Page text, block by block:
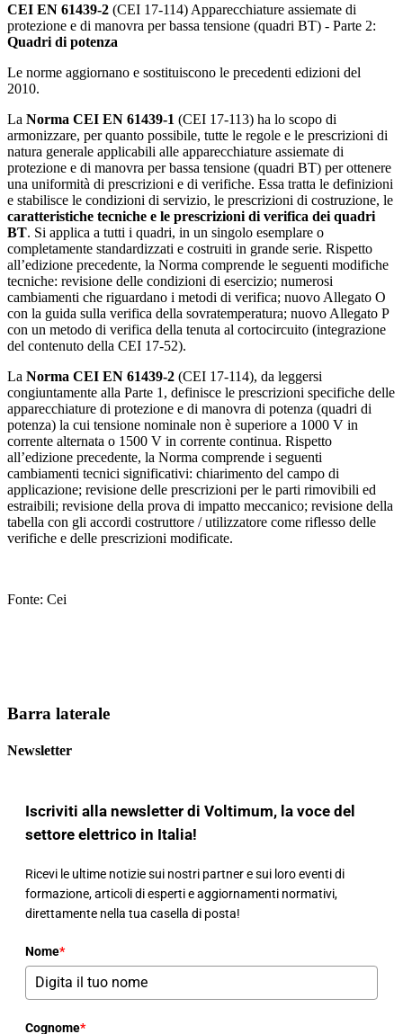
CEI EN 61439-2 (CEI 17-114) Apparecchiature assiemate di
protezione e di manovra per bassa tensione (quadri BT) - Parte 2:
Quadri di potenza
Le norme aggiornano e sostituiscono le precedenti edizioni del
2010.
La Norma CEI EN 61439-1 (CEI 17-113) ha lo scopo di
armonizzare, per quanto possibile, tutte le regole e le prescrizioni di
natura generale applicabili alle apparecchiature assiemate di
protezione e di manovra per bassa tensione (quadri BT) per ottenere
una uniformità di prescrizioni e di verifiche. Essa tratta le definizioni
e stabilisce le condizioni di servizio, le prescrizioni di costruzione, le
caratteristiche tecniche e le prescrizioni di verifica dei quadri
BT. Si applica a tutti i quadri, in un singolo esemplare o
completamente standardizzati e costruiti in grande serie. Rispetto
all’edizione precedente, la Norma comprende le seguenti modifiche
tecniche: revisione delle condizioni di esercizio; numerosi
cambiamenti che riguardano i metodi di verifica; nuovo Allegato O
con la guida sulla verifica della sovratemperatura; nuovo Allegato P
con un metodo di verifica della tenuta al cortocircuito (integrazione
del contenuto della CEI 17-52).
La Norma CEI EN 61439-2 (CEI 17-114), da leggersi
congiuntamente alla Parte 1, definisce le prescrizioni specifiche delle
apparecchiature di protezione e di manovra di potenza (quadri di
potenza) la cui tensione nominale non è superiore a 1000 V in
corrente alternata o 1500 V in corrente continua. Rispetto
all’edizione precedente, la Norma comprende i seguenti
cambiamenti tecnici significativi: chiarimento del campo di
applicazione; revisione delle prescrizioni per le parti rimovibili ed
estraibili; revisione della prova di impatto meccanico; revisione della
tabella con gli accordi costruttore / utilizzatore come riflesso delle
verifiche e delle prescrizioni modificate.
Fonte: Cei
Barra laterale
Newsletter
Iscriviti alla newsletter di Voltimum, la voce del
settore elettrico in Italia!
Ricevi le ultime notizie sui nostri partner e sui loro eventi di
formazione, articoli di esperti e aggiornamenti normativi,
direttamente nella tua casella di posta!
Nome*
Cognome*